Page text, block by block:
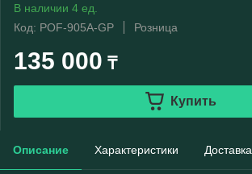
В наличии 4 ед.
Код: POF-905A-GP
Розница
135 000 ₸
Купить
Описание Характеристики Доставка